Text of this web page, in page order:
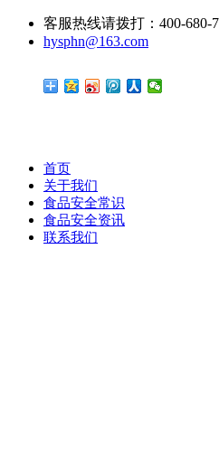
客服热线请拨打：400-680-
hysphn@163.com
首页
关于我们
食品安全常识
食品安全资讯
联系我们